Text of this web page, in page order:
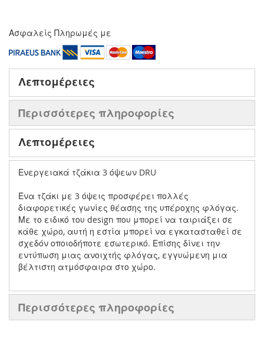
Ασφαλείς Πληρωμές με
Λεπτομέρειες
Περισσότερες πληροφορίες
Λεπτομέρειες
Ενεργειακά τζάκια 3 όψεων DRU
Ένα τζάκι με 3 όψεις προσφέρει πολλές
διαφορετικές γωνίες θέασης της υπέροχης φλόγας.
Με το ειδικό του design που μπορεί να ταιριάξει σε
κάθε χώρο, αυτή η εστία μπορεί να εγκατασταθεί σε
σχεδόν οποιοδήποτε εσωτερικό. Επίσης δίνει την
εντύπωση μιας ανοιχτής φλόγας, εγγυώμενη μια
βέλτιστη ατμόσφαιρα στο χώρο.
Περισσότερες πληροφορίες